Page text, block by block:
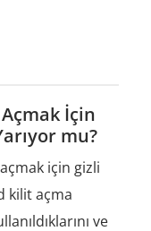
İçin
mu?
için gizli
kilit açma
ve